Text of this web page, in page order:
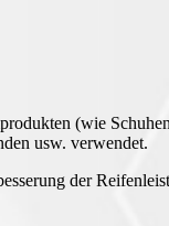
(wie
usw. verwendet.
der